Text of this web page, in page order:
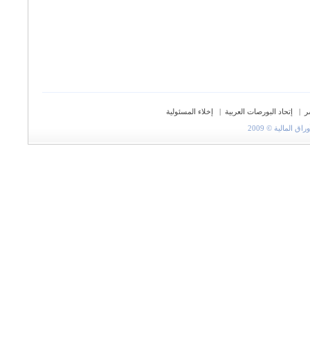
| إتحاد البورصات العربية |
إخلاء المسئولية
© 2009